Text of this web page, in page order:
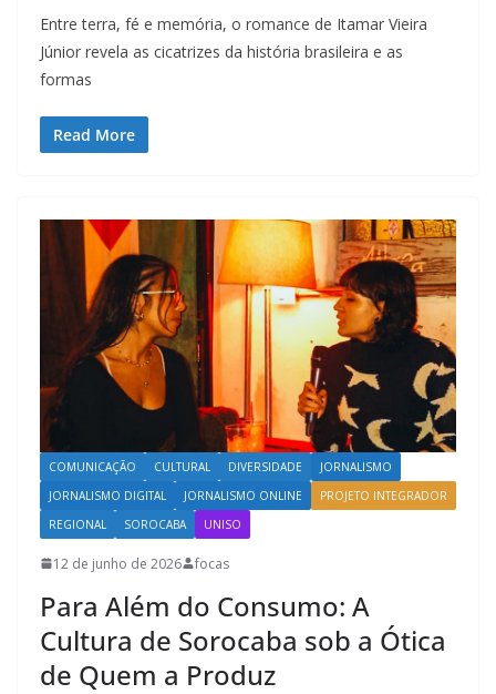
Entre terra, fé e memória, o romance de Itamar Vieira
Júnior revela as cicatrizes da história brasileira e as
formas
Read More
COMUNICAÇÃO CULTURAL DIVERSIDADE
JORNALISMO
JORNALISMO DIGITAL
JORNALISMO ONLINE
PROJETO INTEGRADOR
REGIONAL
SOROCABA UNISO
12 de junho de 2026 focas
Para Além do Consumo: A
Cultura de Sorocaba sob a Ótica
de Quem a Produz